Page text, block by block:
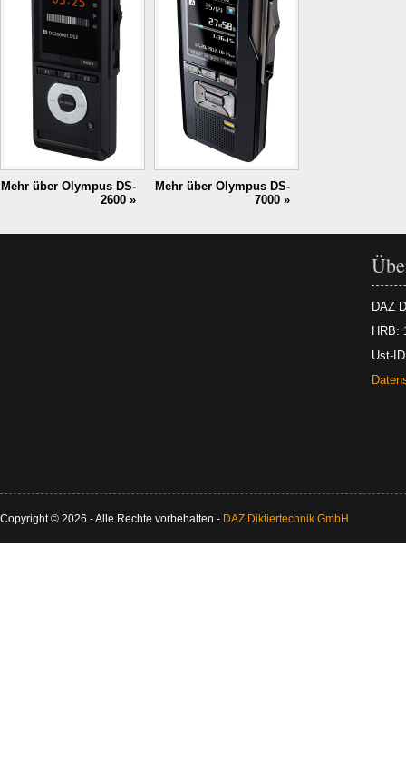
Mehr über Olympus DS-
2600 »
Mehr über Olympus DS-
7000 »
DAZ
HRB:
Ust-
Copyright © 2026 - Alle Rechte vorbehalten - DAZ Diktiertechnik GmbH